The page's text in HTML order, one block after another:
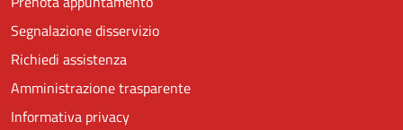
Segnalazione disservizio
Richiedi assistenza
Amministrazione trasparente
Informativa privacy